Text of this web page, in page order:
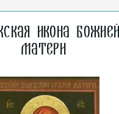
икона
Матери